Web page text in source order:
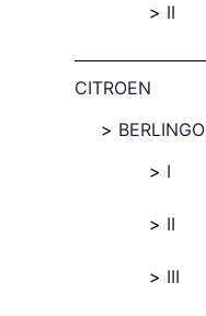
II
CITROEN
BERLINGO
I
II
III